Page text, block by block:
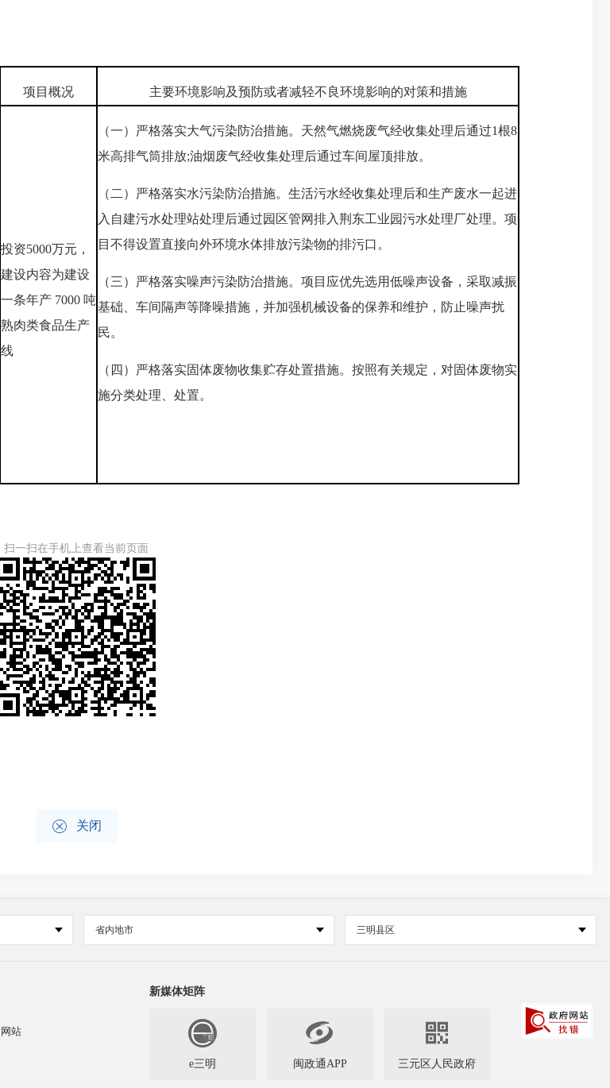
项目概况 主要环境影响及预防或者减轻不良环境影响的对策和措施
投资5000万元，
建设内容为建设
一条年产 7000 吨
熟肉类食品生产
线
（一）严格落实大气污染防治措施。天然气燃烧废气经收集处理后通过1根8
米高排气筒排放;油烟废气经收集处理后通过车间屋顶排放。
（二）严格落实水污染防治措施。生活污水经收集处理后和生产废水一起进
入自建污水处理站处理后通过园区管网排入荆东工业园污水处理厂处理。项
目不得设置直接向外环境水体排放污染物的排污口。
（三）严格落实噪声污染防治措施。项目应优先选用低噪声设备，采取减振
基础、车间隔声等降噪措施，并加强机械设备的保养和维护，防止噪声扰
民。
（四）严格落实固体废物收集贮存处置措施。按照有关规定，对固体废物实
施分类处理、处置。
扫一扫在手机上查看当前页面
 关闭
省内地市 三明县区
网站
新媒体矩阵
e三明

闽政通APP

三元区人民政府